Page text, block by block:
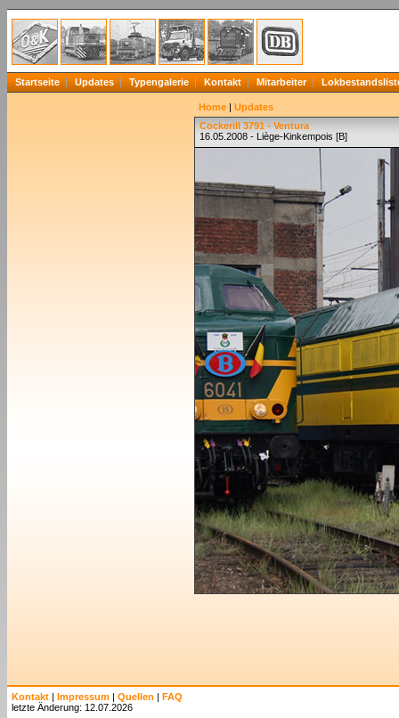
Startseite Updates Typengalerie Kontakt Mitarbeiter
Home | Updates
Cockerill 3791 - Ventura
16.05.2008 - Liège-Kinkempois [B]
Kontakt | Impressum | Quellen | FAQ
letzte Änderung: 12.07.2026